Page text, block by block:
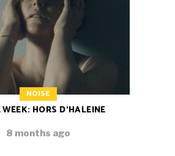
NOISE
HORS D’HALEINE
8 months ago